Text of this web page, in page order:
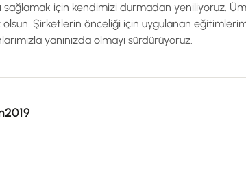
sağlamak için kendimizi durmadan yeniliyoruz.
olsun. Şirketlerin önceliği için uygulanan
yanınızda olmayı sürdürüyoruz.